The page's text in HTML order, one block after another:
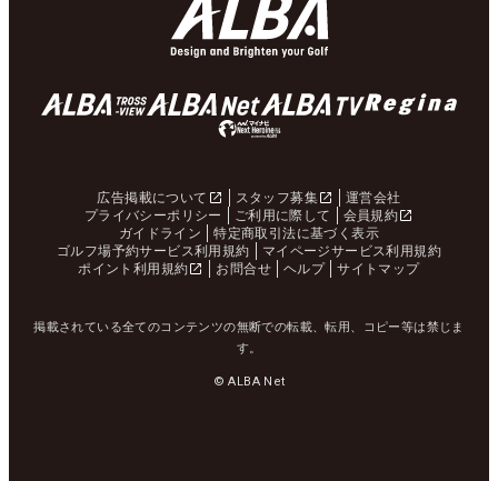
広告掲載について スタッフ募集
運営会社
プライバシーポリシー
ご利用に際して
会員規約
ガイドライン
特定商取引法に基づく表示
ゴルフ場予約サービス利用規約
マイページサービス利用規約
ポイント利用規約
お問合せ ヘルプ サイトマップ
掲載されている全てのコンテンツの無断での転載、転用、コピー等は禁じま
す。
© ALBA Net